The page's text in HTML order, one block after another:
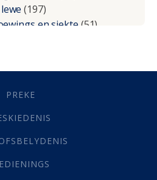
(197)
en siekte(51)
Groei(10)
(21)
(4)
(3)
(1)
PREKE